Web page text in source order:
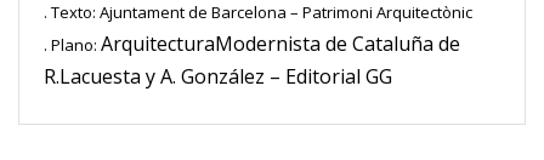
. Texto: Ajuntament de Barcelona – Patrimoni Arquitectònic
. Plano: ArquitecturaModernista de Cataluña de
R.Lacuesta y A. González – Editorial GG